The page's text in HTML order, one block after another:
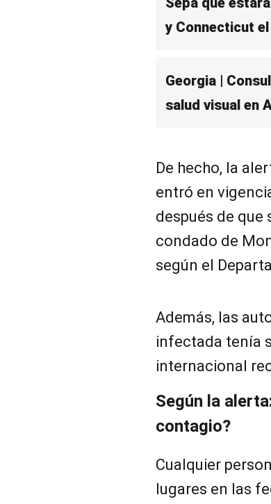
y Connecticut
Georgia |
salud visual en
De hecho, la
entró en
después de que
condado de
según el
Además, las
infectada tenía
internacional
Según la
contagio?
Cualquier
lugares en las